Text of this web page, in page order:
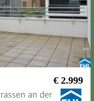
€ 2.999
an der